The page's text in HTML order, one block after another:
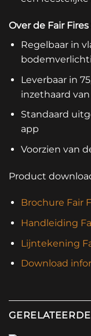
Over de Fair
Regelbaar in
Leverbaar in
inzethaard
Standaard
app
Voorzien van
Product
Brochure Fair
Handleiding
Lijntekening
Download